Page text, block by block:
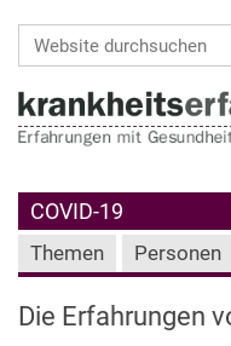
COVID-19
Themen Personen
Die Erfahrungen